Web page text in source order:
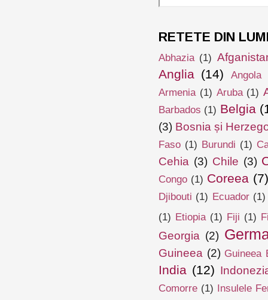
RETETE DIN
Abhazia (1)
Anglia (14) Angola
Armenia (1) Aruba (1)
Barbados (1) Belgia
(3) Bosnia și
Faso (1) Burundi (1)
Cehia (3) Chile (3)
Congo (1) Coreea
Djibouti (1) Ecuador (1)
(1) Etiopia (1) Fiji (1)
Georgia (2)
Guineea (2) Guineea
India (12)
Comorre (1) Insulele